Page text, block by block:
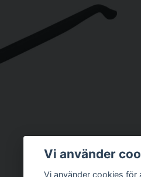
Vi använder
Vi använder cookies